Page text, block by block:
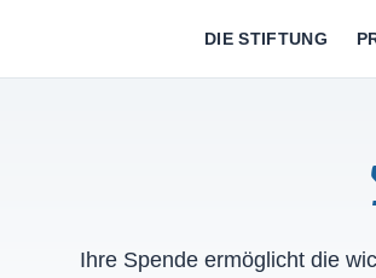
DIE STIFTUNG
Ihre Spende ermöglicht die